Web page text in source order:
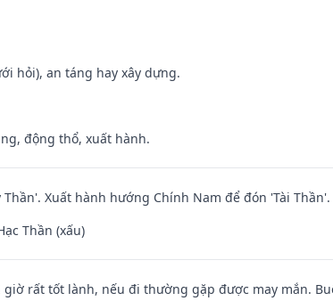
hỏi), an táng hay xây dựng.
động thổ, xuất hành.
Xuất hành hướng Chính Nam để đón 'Tài Thần'.
Thần (xấu)
giờ rất tốt lành, nếu đi thường gặp được may mắn.